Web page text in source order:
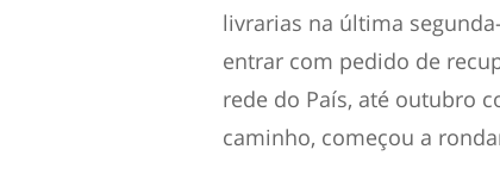
livrarias na última
entrar com pedido de
rede do País, até outubro
caminho, começou a